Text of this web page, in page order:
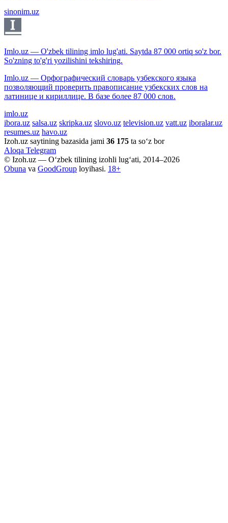
sinonim.uz
Imlo.uz — O'zbek tilining imlo lug'ati. Saytda 87 000 ortiq so'z bor.
So'zning to'g'ri yozilishini tekshiring.
Imlo.uz — Орфографический словарь узбекского языка
позволяющий проверить правописание узбекских слов на
латинице и кириллице. В базе более 87 000 слов.
imlo.uz
ibora.uz salsa.uz skripka.uz slovo.uz television.uz vatt.uz iboralar.uz
resumes.uz havo.uz
Izoh.uz saytining bazasida jami 36 175 ta so‘z bor
Aloqa Telegram
© Izoh.uz — O‘zbek tilining izohli lug‘ati, 2014–2026
Obuna va GoodGroup loyihasi. 18+